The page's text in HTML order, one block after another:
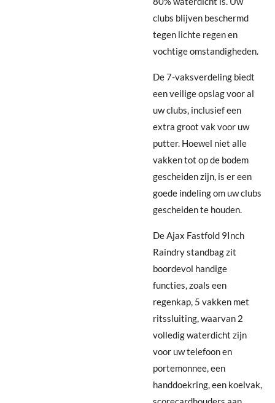
clubs blijven beschermd
tegen lichte regen en
vochtige omstandigheden.
De 7-vaksverdeling biedt
een veilige opslag voor al
uw clubs, inclusief een
extra groot vak voor uw
putter. Hoewel niet alle
vakken tot op de bodem
gescheiden zijn, is er een
goede indeling om uw clubs
gescheiden te houden.
De Ajax Fastfold 9Inch
Raindry standbag zit
boordevol handige
functies, zoals een
regenkap, 5 vakken met
ritssluiting, waarvan 2
volledig waterdicht zijn
voor uw telefoon en
portemonnee, een
handdoekring, een koelvak,